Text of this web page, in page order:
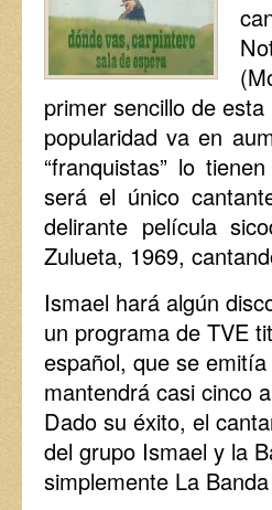
primer sencillo de
popularidad va en
“franquistas” lo
será el único
delirante película
Zulueta, 1969,
Ismael hará algún
un programa de TVE
español, que se
mantendrá casi cinco
Dado su éxito, el
del grupo Ismael y la
simplemente La